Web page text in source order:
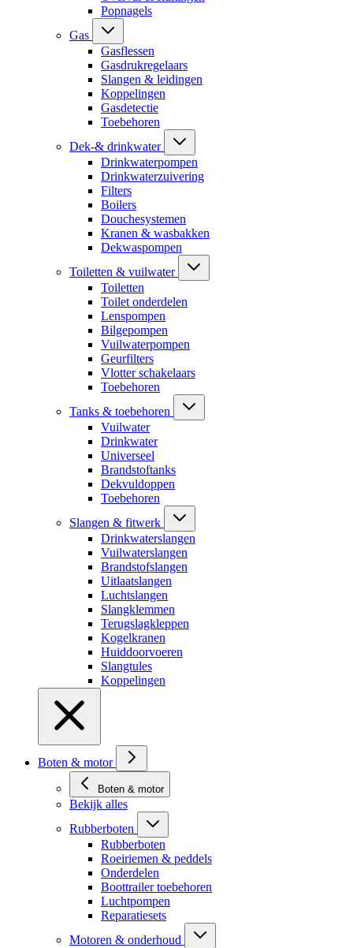
Popnagels
Gas
Gasflessen
Gasdrukregelaars
Slangen & leidingen
Koppelingen
Gasdetectie
Toebehoren
Dek-& drinkwater
Drinkwaterpompen
Drinkwaterzuivering
Filters
Boilers
Douchesystemen
Kranen & wasbakken
Dekwaspompen
Toiletten & vuilwater
Toiletten
Toilet onderdelen
Lenspompen
Bilgepompen
Vuilwaterpompen
Geurfilters
Vlotter schakelaars
Toebehoren
Tanks & toebehoren
Vuilwater
Drinkwater
Universeel
Brandstoftanks
Dekvuldoppen
Toebehoren
Slangen & fitwerk
Drinkwaterslangen
Vuilwaterslangen
Brandstofslangen
Uitlaatslangen
Luchtslangen
Slangklemmen
Terugslagkleppen
Kogelkranen
Huiddoorvoeren
Slangtules
Koppelingen
Boten & motor
Boten & motor
Bekijk alles
Rubberboten
Rubberboten
Roeiriemen & peddels
Onderdelen
Boottrailer toebehoren
Luchtpompen
Reparatiesets
Motoren & onderhoud